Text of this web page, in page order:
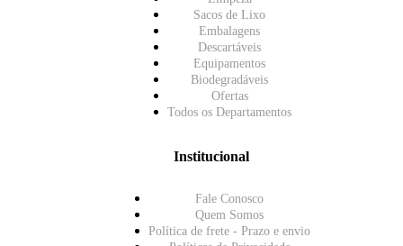
Sacos de Lixo
Embalagens
Descartáveis
Equipamentos
Biodegradáveis
Ofertas
Todos os Departamentos
Institucional
Fale Conosco
Quem Somos
Política de frete - Prazo e envio